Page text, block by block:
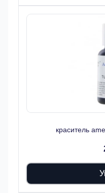
краситель